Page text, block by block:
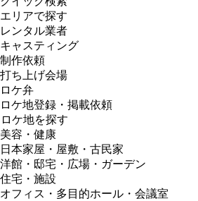
エリアで探す
レンタル業者
キャスティング
制作依頼
打ち上げ会場
ロケ弁
ロケ地登録・掲載依頼
ロケ地を探す
美容・健康
日本家屋・屋敷・古民家
洋館・邸宅・広場・ガーデン
住宅・施設
オフィス・多目的ホール・会議室